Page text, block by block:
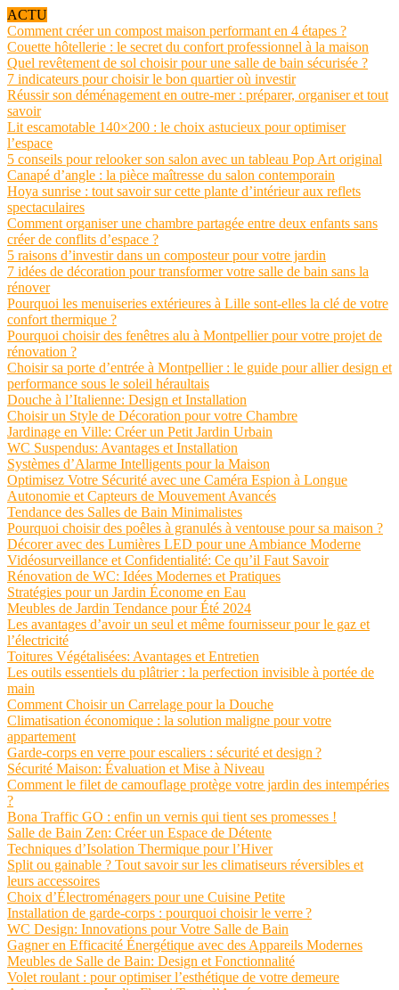
ACTU
Comment créer un compost maison performant en 4 étapes ?
Couette hôtellerie : le secret du confort professionnel à la maison
Quel revêtement de sol choisir pour une salle de bain sécurisée ?
7 indicateurs pour choisir le bon quartier où investir
Réussir son déménagement en outre-mer : préparer, organiser et tout
savoir
Lit escamotable 140×200 : le choix astucieux pour optimiser
l’espace
5 conseils pour relooker son salon avec un tableau Pop Art original
Canapé d’angle : la pièce maîtresse du salon contemporain
Hoya sunrise : tout savoir sur cette plante d’intérieur aux reflets
spectaculaires
Comment organiser une chambre partagée entre deux enfants sans
créer de conflits d’espace ?
5 raisons d’investir dans un composteur pour votre jardin
7 idées de décoration pour transformer votre salle de bain sans la
rénover
Pourquoi les menuiseries extérieures à Lille sont-elles la clé de votre
confort thermique ?
Pourquoi choisir des fenêtres alu à Montpellier pour votre projet de
rénovation ?
Choisir sa porte d’entrée à Montpellier : le guide pour allier design et
performance sous le soleil héraultais
Douche à l’Italienne: Design et Installation
Choisir un Style de Décoration pour votre Chambre
Jardinage en Ville: Créer un Petit Jardin Urbain
WC Suspendus: Avantages et Installation
Systèmes d’Alarme Intelligents pour la Maison
Optimisez Votre Sécurité avec une Caméra Espion à Longue
Autonomie et Capteurs de Mouvement Avancés
Tendance des Salles de Bain Minimalistes
Pourquoi choisir des poêles à granulés à ventouse pour sa maison ?
Décorer avec des Lumières LED pour une Ambiance Moderne
Vidéosurveillance et Confidentialité: Ce qu’il Faut Savoir
Rénovation de WC: Idées Modernes et Pratiques
Stratégies pour un Jardin Économe en Eau
Meubles de Jardin Tendance pour Été 2024
Les avantages d’avoir un seul et même fournisseur pour le gaz et
l’électricité
Toitures Végétalisées: Avantages et Entretien
Les outils essentiels du plâtrier : la perfection invisible à portée de
main
Comment Choisir un Carrelage pour la Douche
Climatisation économique : la solution maligne pour votre
appartement
Garde-corps en verre pour escaliers : sécurité et design ?
Sécurité Maison: Évaluation et Mise à Niveau
Comment le filet de camouflage protège votre jardin des intempéries
?
Bona Traffic GO : enfin un vernis qui tient ses promesses !
Salle de Bain Zen: Créer un Espace de Détente
Techniques d’Isolation Thermique pour l’Hiver
Split ou gainable ? Tout savoir sur les climatiseurs réversibles et
leurs accessoires
Choix d’Électroménagers pour une Cuisine Petite
Installation de garde-corps : pourquoi choisir le verre ?
WC Design: Innovations pour Votre Salle de Bain
Gagner en Efficacité Énergétique avec des Appareils Modernes
Meubles de Salle de Bain: Design et Fonctionnalité
Volet roulant : pour optimiser l’esthétique de votre demeure